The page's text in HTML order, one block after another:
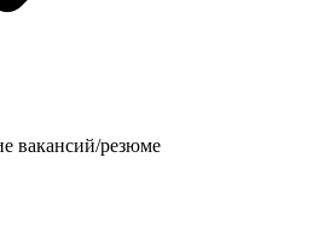
вакансий/резюме